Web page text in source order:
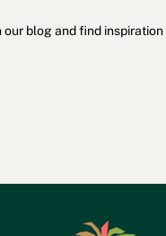
our blog and find